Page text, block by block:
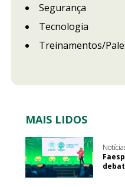
Segurança
Tecnologia
Treinamentos/
MAIS LIDOS